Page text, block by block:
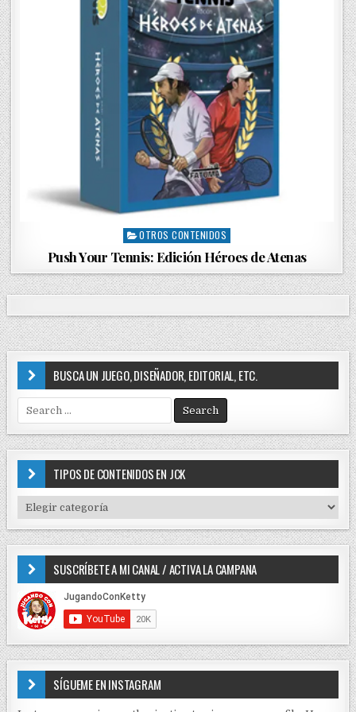
P
t
e
d
i
n
OTROS CONTENIDOS
Push Your Tennis: Edición Héroes de Atenas
BUSCA UN JUEGO, DISEÑADOR, EDITORIAL, ETC.
e
a
r
f
r
:
TIPOS DE CONTENIDOS EN JCK
I
P
D
E
C
O
N
T
SUSCRÍBETE A MI CANAL / ACTIVA LA CAMPANA
SÍGUEME EN INSTAGRAM